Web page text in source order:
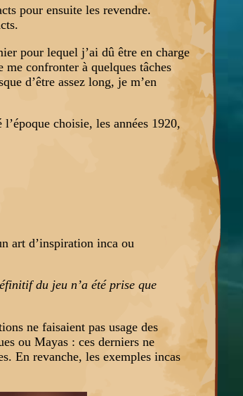
pour ensuite les revendre.
pour lequel j’ai dû être en charge
confronter à quelques tâches
d’être assez long, je m’en
choisie, les années 1920,
art d’inspiration inca ou
du jeu n’a été prise que
ne faisaient pas usage des
ou Mayas : ces derniers ne
En revanche, les exemples incas